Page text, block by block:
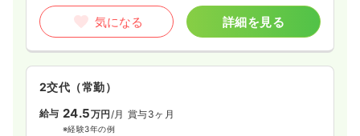
気になる 詳細を見る
2交代（常勤）
給与 24.5万円/月 賞与3ヶ月
※経験3年の例